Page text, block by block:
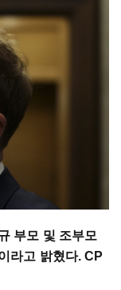
부모 및 조부모
라고 밝혔다. CP